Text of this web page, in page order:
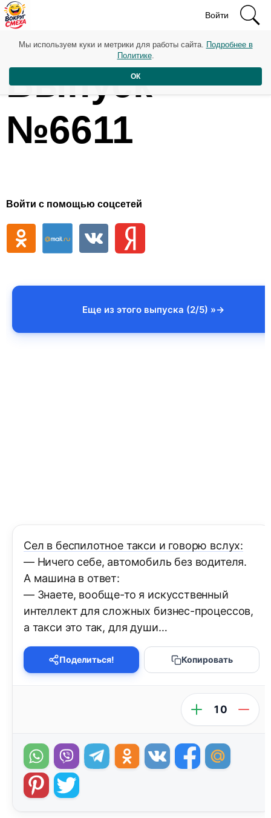
Войти
Выпуск
№6611
Войти с помощью соцсетей
Еще из этого выпуска (2/5) »
Сел в беспилотное такси и говорю вслух:
— Ничего себе, автомобиль без водителя.
А машина в ответ:
— Знаете, вообще-то я искусственный
интеллект для сложных бизнес-процессов,
а такси это так, для души…
Поделиться! Копировать
10
Мы используем куки и метрики для работы сайта. Подробнее в
Политике.
ОК